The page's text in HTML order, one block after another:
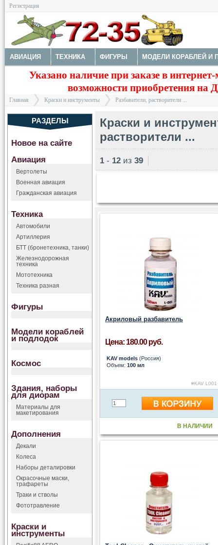
Регистрация
АВИАЦИЯ ТЕХНИКА ФИГУРЫ МОДЕЛИ КОРАБЛЕЙ И
ДОПОЛНЕНИЯ КРАСКИ И ИНСТРУМЕНТЫ PACIFIC88 AERO
РАБОЧЕЕ ПРОСТРАНСТВО МОДЕЛИСТА
АКРИЛОВЫЕ КРАСКИ TAMIYA
СПРЕИ (БАЛЛОНЧИКИ) АЭРОГРАФЫ, КИСТИ
НОЖИ КОВРИКИ ДЛЯ РЕЗКИ МЕХАНИЧЕСКАЯ
ХРАНЕНИЕ - БАНОЧКИ, КОРОБОЧКИ
Указано наличие при заказе в
возможности приобретения на
Главная Краски и инструменты Разбавители, растворители ...
Краски и
растворители ...
1 - 12 из 39
Акриловый разбавитель
Цена: 180.00 руб.
KAV models (Россия)
Объем: 100 мл
#KAV L001
В НАЛИЧИИ
РАЗДЕЛЫ
Новое на сайте
Авиация
Вертолеты
Военная авиация
Гражданская авиация
Техника
Автомобили
Артиллерия
БТТ (бронетехника, танки)
Железнодорожная
техника
Мототехника
Техника разная
Фигуры
Модели кораблей
и подлодок
Космос
Здания, наборы
для диорам
Материалы для
макетирования
Дополнения
Декали
Колеса
Наборы деталировки
Окрасочные маски,
трафареты
Траки и стволы
Фототравление
Краски и
инструменты